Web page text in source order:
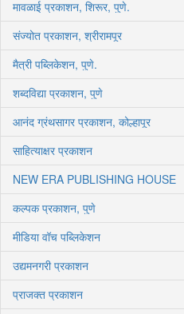
मावळाई प्रकाशन, शिरूर, पुणे.
संज्योत प्रकाशन, श्रीरामपूर
मैत्री पब्लिकेशन, पुणे.
शब्दविद्या प्रकाशन, पुणे
आनंद ग्रंथसागर प्रकाशन, कोल्हापूर
साहित्याक्षर प्रकाशन
NEW ERA PUBLISHING HOUSE
कल्पक प्रकाशन, पुणे
मीडिया वॉच पब्लिकेशन
उद्यमनगरी प्रकाशन
प्राजक्त प्रकाशन